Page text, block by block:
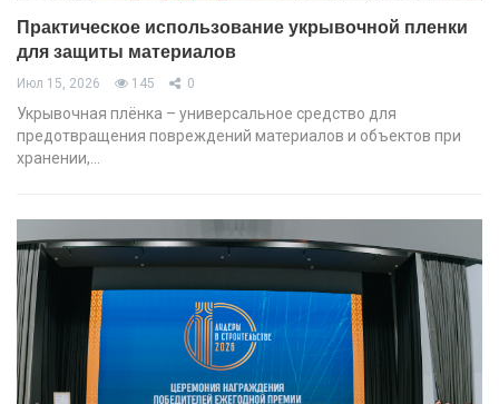
Практическое использование укрывочной пленки
для защиты материалов
Июл 15, 2026 145 0
Укрывочная плёнка – универсальное средство для
предотвращения повреждений материалов и объектов при
хранении,…